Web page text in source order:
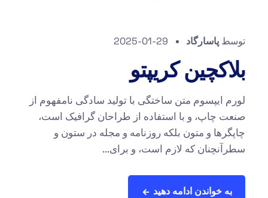
توسط پاسارگاد 2025-01-29
بلاکچین کریپتو
لورم ایپسوم متن ساختگی با تولید سادگی نامفهوم از
صنعت چاپ، و با استفاده از طراحان گرافیک است،
چاپگرها و متون بلکه روزنامه و مجله در ستون و
سطرآنچنان که لازم است، و برای...
به خواندن ادامه دهید